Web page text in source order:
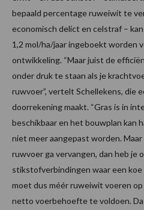
bepaald percentage ruweiwit te
economisch delict en celstraf –
1,2 mol/ha/jaar ingeboekt worden
ontwikkeling. “Maar juist de
onder druk te staan als je
ruwvoer”, vertelt Schellekens, die
doorrekening maakt. “Gras is in
beschikbaar en het bouwplan kan
niet meer aangepast worden.
ruwvoer ga vervangen, dan heb je
stikstofverbindingen waar een koe
moet dus méér ruweiwit voeren
netto voerbehoefte te voldoen.